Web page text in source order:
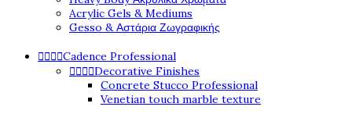
Acrylic Gels & Mediums
Gesso & Αστάρια Ζωγραφικής
Cadence Professional
Decorative Finishes
Concrete Stucco Professional
Venetian touch marble texture